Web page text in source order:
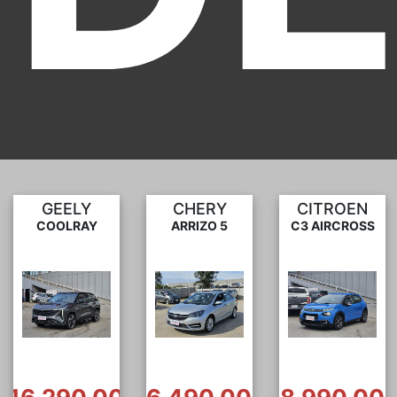
CHERY
ARRIZO 5
CITROEN
C3 AIRCROSS
JETOUR
X70